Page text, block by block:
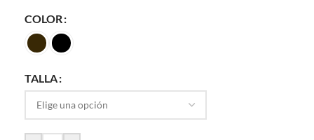
COLOR
TALLA